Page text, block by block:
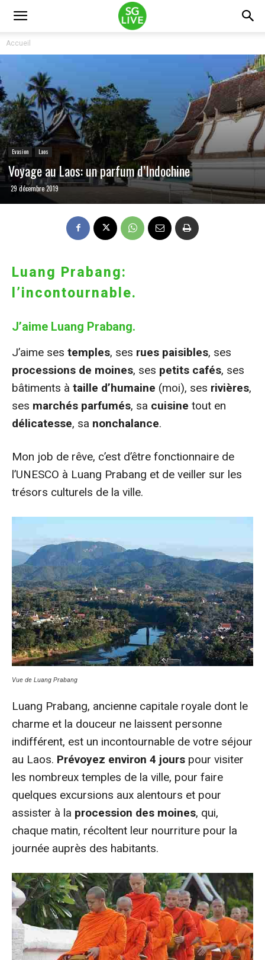
Accueil
Evasion Laos
Voyage au Laos: un parfum d’Indochine
29 décembre 2019
Luang Prabang:
l’incontournable.
J’aime Luang Prabang.
J’aime ses temples, ses rues paisibles, ses
processions de moines, ses petits cafés, ses
bâtiments à taille d’humaine (moi), ses rivières,
ses marchés parfumés, sa cuisine tout en
délicatesse, sa nonchalance.
Mon job de rêve, c’est d’être fonctionnaire de
l’UNESCO à Luang Prabang et de veiller sur les
trésors culturels de la ville.
Vue de Luang Prabang
Luang Prabang, ancienne capitale royale dont le
charme et la douceur ne laissent personne
indifférent, est un incontournable de votre séjour
au Laos. Prévoyez environ 4 jours pour visiter
les nombreux temples de la ville, pour faire
quelques excursions aux alentours et pour
assister à la procession des moines, qui,
chaque matin, récoltent leur nourriture pour la
journée auprès des habitants.